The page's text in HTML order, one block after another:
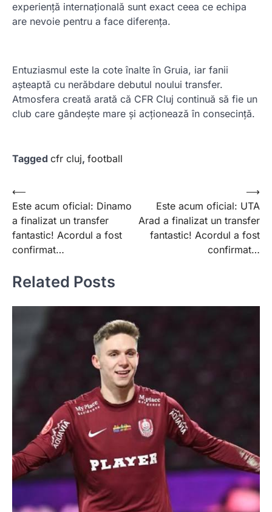
experiență internațională sunt exact ceea ce echipa
are nevoie pentru a face diferența.
Entuziasmul este la cote înalte în Gruia, iar fanii
așteaptă cu nerăbdare debutul noului transfer.
Atmosfera creată arată că CFR Cluj continuă să fie un
club care gândește mare și acționează în consecință.
Tagged cfr cluj, football
Post
navigation
⟵
Este acum oficial: Dinamo
a finalizat un transfer
fantastic! Acordul a fost
confirmat…
Este acum oficial: UTA
Arad a finalizat un transfer
fantastic! Acordul a fost
confirmat…
⟶
Related Posts